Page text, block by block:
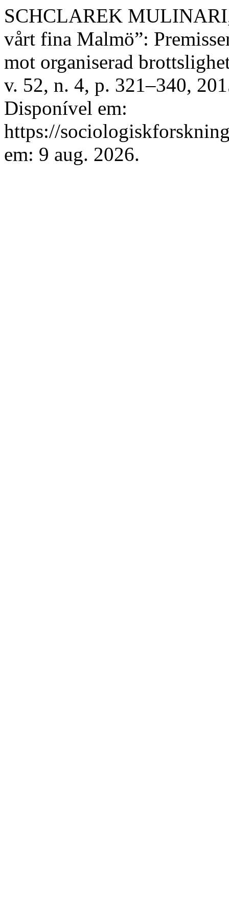
SCHCLAREK
vårt fina Malmö”:
mot organiserad
v. 52, n. 4, p. 321–340,
Disponível em:
https://
em: 9 aug. 2026.